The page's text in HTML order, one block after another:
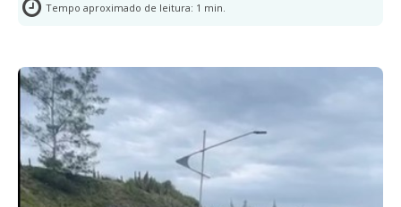
Tempo aproximado de leitura: 1 min.